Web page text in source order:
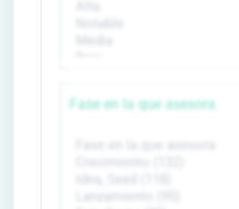
Fase en la que asesora